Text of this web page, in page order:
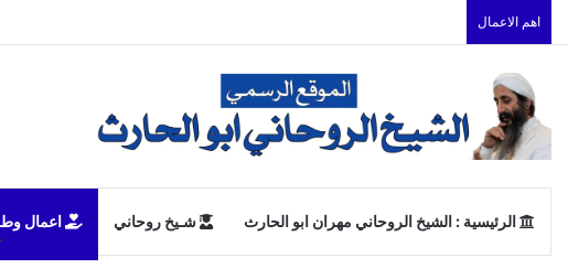
اهم الاعمال
الرئيسية : الشيخ الروحاني مهران ابو الحارث شـيخ روحاني اعمال